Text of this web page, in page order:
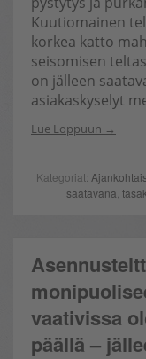
Kuutiomainen
korkea katto
seisomisen
on jälleen
asiakaskyselyt
Lue Loppuun
Kategoriat:
saatavana
vaativissa
päällä –